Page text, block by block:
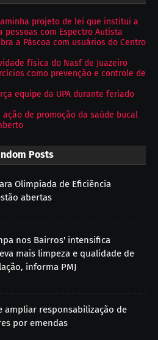
projeto de lei que institui a
com Espectro Autista
a Páscoa com usuários do Centro
física do Nasf de Juazeiro
como prevenção e controle de
equipe da UPA durante feriado
de promoção da saúde bucal
Posts
Olimpíada de Eficiência
abertas
nos Bairros' intensifica
mais limpeza e qualidade de
informa PMJ
ampliar responsabilização de
por emendas